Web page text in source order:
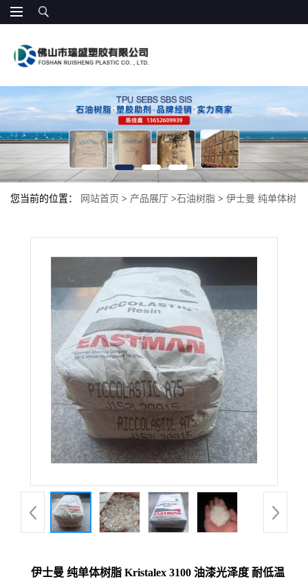
您当前的位置： 网站首页 > 产品展厅 >石油树脂 > 伊士曼 纯单体树
伊士曼 纯单体树脂 Kristalex 3100 油漆光泽度 耐低温